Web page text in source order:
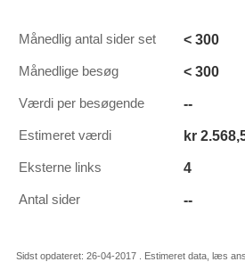
Månedlig antal sider set < 300
Månedlige besøg < 300
Værdi per besøgende --
Estimeret værdi kr
Eksterne links 4
Antal sider --
Sidst opdateret: 26-04-2017 . Estimeret data, læs